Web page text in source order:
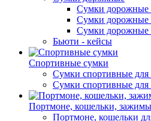
Сумки дорожные
Сумки дорожные
Сумки дорожные
Бьюти - кейсы
Спортивные сумки
Сумки спортивные
Сумки спортивные
Портмоне, кошельки, зажимы
Портмоне, кошельки